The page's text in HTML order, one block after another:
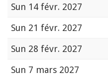
Sun 14 févr. 2027
Sun 21 févr. 2027
Sun 28 févr. 2027
Sun 7 mars 2027